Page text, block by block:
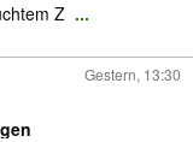
Z ...
Gestern, 13:30